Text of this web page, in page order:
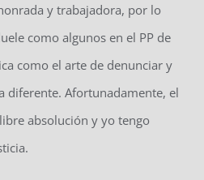
y trabajadora, por lo
como algunos en el PP de
como el arte de denunciar y
diferente. Afortunadamente, el
absolución y yo tengo